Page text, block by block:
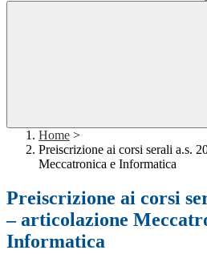
Home >
Preiscrizione ai corsi serali a.s.
Meccatronica e Informatica
Preiscrizione ai corsi
– articolazione
Informatica